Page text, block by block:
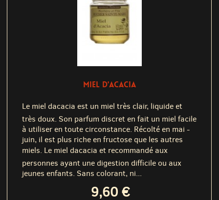
MIEL D'ACACIA
Le miel dacacia est un miel très clair, liquide et
très doux. Son parfum discret en fait un miel facile
à utiliser en toute circonstance. Récolté en mai -
juin, il est plus riche en fructose que les autres
miels. Le miel dacacia et recommandé aux
personnes ayant une digestion difficile ou aux
jeunes enfants. Sans colorant, ni...
9,60 €